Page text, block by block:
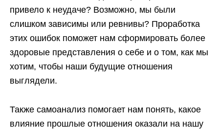
привело к неудаче? Возможно, мы были
слишком зависимы или ревнивы? Проработка
этих ошибок поможет нам сформировать более
здоровые представления о себе и о том, как мы
хотим, чтобы наши будущие отношения
выглядели.
Также самоанализ помогает нам понять, какое
влияние прошлые отношения оказали на нашу